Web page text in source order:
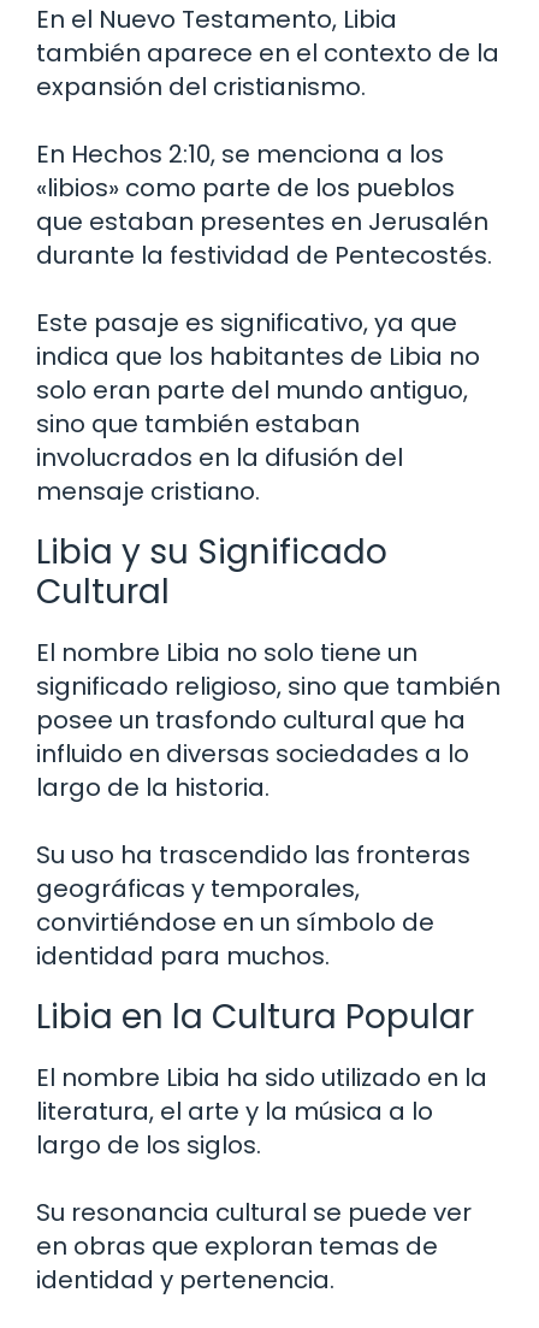
En el Nuevo Testamento, Libia
también aparece en el contexto de la
expansión del cristianismo.
En Hechos 2:10, se menciona a los
«libios» como parte de los pueblos
que estaban presentes en Jerusalén
durante la festividad de Pentecostés.
Este pasaje es significativo, ya que
indica que los habitantes de Libia no
solo eran parte del mundo antiguo,
sino que también estaban
involucrados en la difusión del
mensaje cristiano.
Libia y su Significado
Cultural
El nombre Libia no solo tiene un
significado religioso, sino que también
posee un trasfondo cultural que ha
influido en diversas sociedades a lo
largo de la historia.
Su uso ha trascendido las fronteras
geográficas y temporales,
convirtiéndose en un símbolo de
identidad para muchos.
Libia en la Cultura Popular
El nombre Libia ha sido utilizado en la
literatura, el arte y la música a lo
largo de los siglos.
Su resonancia cultural se puede ver
en obras que exploran temas de
identidad y pertenencia.